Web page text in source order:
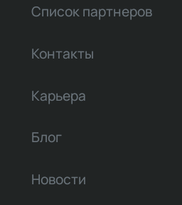
Список партнеров
Контакты
Карьера
Блог
Новости